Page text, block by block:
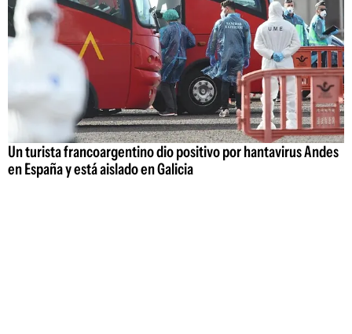
Un turista francoargentino dio positivo por hantavirus Andes
en España y está aislado en Galicia